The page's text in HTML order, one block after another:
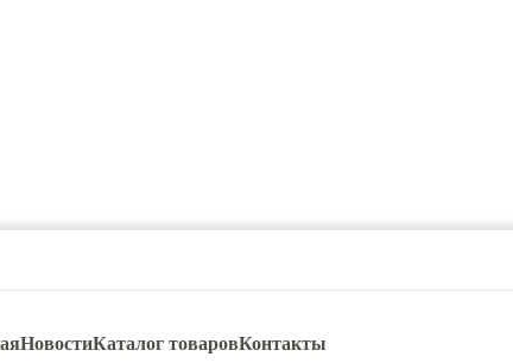
НовостиКаталог товаровКонтакты